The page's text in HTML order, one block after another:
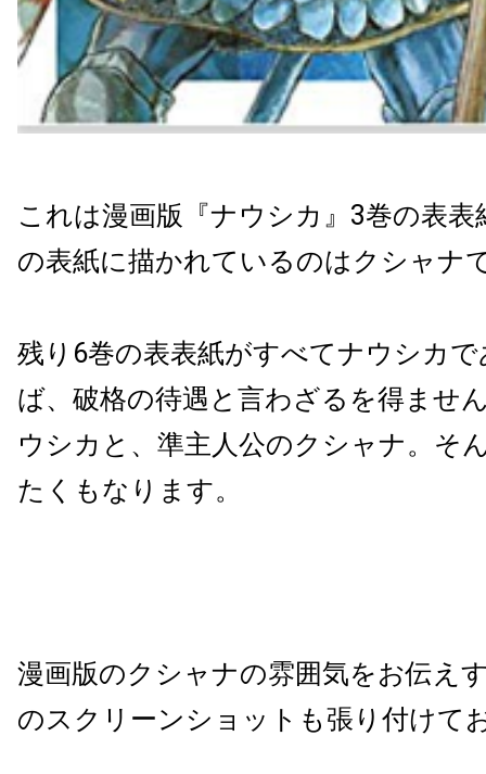
これは漫画版『ナウシカ』3巻の表表
の表紙に描かれているのはクシャナ
残り6巻の表表紙がすべてナウシカ
ば、破格の待遇と言わざるを得ませ
ウシカと、準主人公のクシャナ。そ
たくもなります。
漫画版のクシャナの雰囲気をお伝え
のスクリーンショットも張り付けて